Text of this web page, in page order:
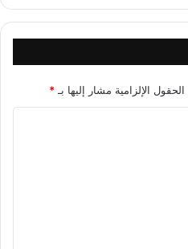
الحقول الإلزامية مشار إليها بـ *